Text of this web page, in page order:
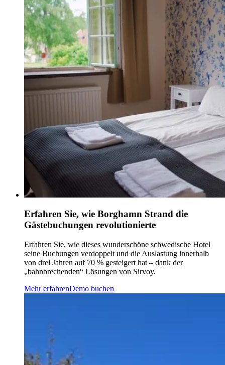
Erfahren Sie, wie Borghamn Strand die
Gästebuchungen revolutionierte
Erfahren Sie, wie dieses wunderschöne schwedische Hotel
seine Buchungen verdoppelt und die Auslastung innerhalb
von drei Jahren auf 70 % gesteigert hat – dank der
„bahnbrechenden“ Lösungen von Sirvoy.
Mehr erfahrenDemo buchen